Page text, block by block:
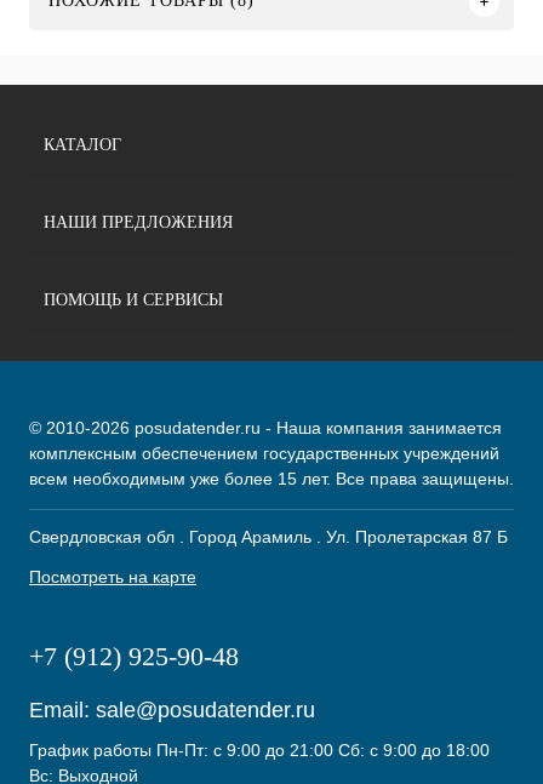
КАТАЛОГ
НАШИ ПРЕДЛОЖЕНИЯ
ПОМОЩЬ И СЕРВИСЫ
© 2010-2026 posudatender.ru - Наша компания занимается
комплексным обеспечением государственных учреждений
всем необходимым уже более 15 лет. Все права защищены.
Свердловская обл . Город Арамиль . Ул. Пролетарская 87 Б
Посмотреть на карте
+7 (912) 925-90-48
Email: sale@posudatender.ru
График работы Пн-Пт: с 9:00 до 21:00 Сб: с 9:00 до 18:00
Вс: Выходной